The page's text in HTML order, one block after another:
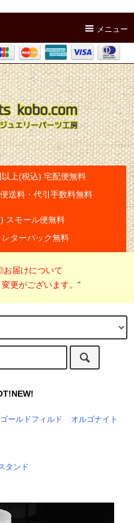
メニュー
上(税込) 宅配便無料
送料・代引手数料無料
スモール便無料
ターパック無料
届けについて
更がございます。"
ゴールドフィルド オルゴナイト
タンド